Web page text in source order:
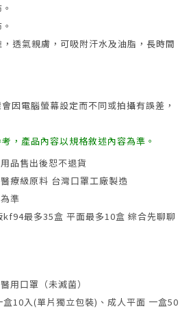
透氣親膚，可吸附汗水及油脂，長時間
因電腦螢幕設定而不同或拍攝有誤差，
，產品內容以規格敘述內容為準。
品售出後恕不退貨
療級原料 台灣口罩工廠製造
準
kf94最多35盒 平面最多10盒 綜合先聊聊
用口罩（未滅菌）
盒10入(單片獨立包裝)、成人平面 一盒50